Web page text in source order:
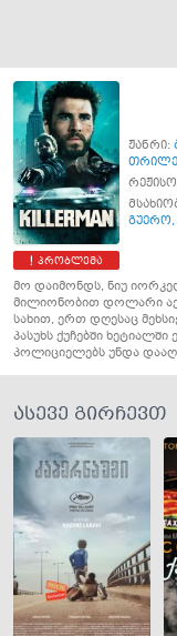
პრობლემა
ჟანრი:
გუერო,
მო დაიმონდს, ნიუ
მილიონობით დოლარი
სახით, ერთ დღესაც
პასუხს ქუჩებში
პოლიციელებს უნდა
ასევე გირჩევთ